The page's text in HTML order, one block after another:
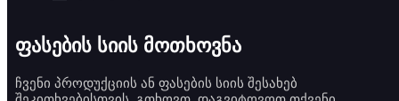
ფასების სიის მოთხოვნა
ჩვენი პროდუქციის ან ფასების სიის შესახებ